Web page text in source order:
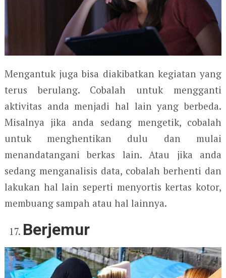
Mengantuk juga bisa diakibatkan kegiatan yang
terus berulang. Cobalah untuk mengganti
aktivitas anda menjadi hal lain yang berbeda.
Misalnya jika anda sedang mengetik, cobalah
untuk menghentikan dulu dan mulai
menandatangani berkas lain. Atau jika anda
sedang menganalisis data, cobalah berhenti dan
lakukan hal lain seperti menyortis kertas kotor,
membuang sampah atau hal lainnya.
Berjemur